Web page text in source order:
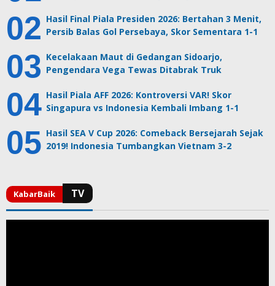
Hasil Final Piala Presiden 2026: Bertahan 3 Menit,
Persib Balas Gol Persebaya, Skor Sementara 1-1
Kecelakaan Maut di Gedangan Sidoarjo,
Pengendara Vega Tewas Ditabrak Truk
Hasil Piala AFF 2026: Kontroversi VAR! Skor
Singapura vs Indonesia Kembali Imbang 1-1
Hasil SEA V Cup 2026: Comeback Bersejarah Sejak
2019! Indonesia Tumbangkan Vietnam 3-2